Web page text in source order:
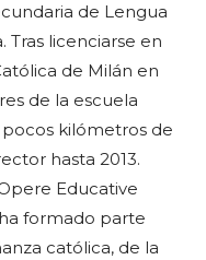
de Lengua
Tras licenciarse en
de Milán en
de la escuela
pocos kilómetros de
hasta 2013.
Educative
formado parte
católica, de la